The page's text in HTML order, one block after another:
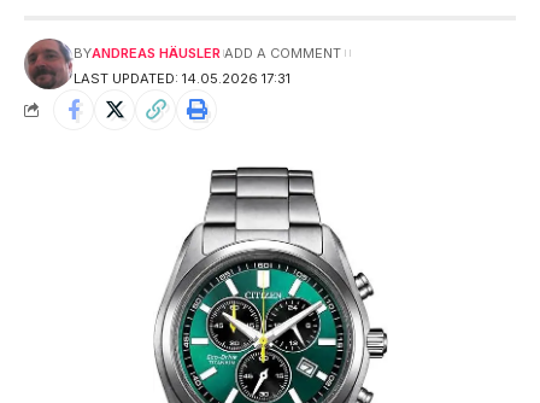
LAST UPDATED: 14.05.2026 17:31
BYANDREAS HÄUSLER ADD A COMMENT